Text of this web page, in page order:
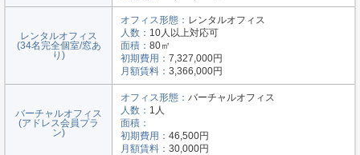
レンタルオフィス
(34名完全個室/窓あ
り)
オフィス形態： レンタルオフィス
人数： 10人以上対応可
面積： 80㎡
初期費用： 7,327,000円
月額賃料： 3,366,000円
バーチャルオフィス
(アドレス会員プラ
ン)
オフィス形態： バーチャルオフィス
人数： 1人
面積：
初期費用： 46,500円
月額賃料： 30,000円